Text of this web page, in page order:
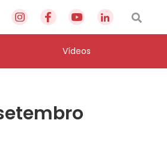
Vídeos